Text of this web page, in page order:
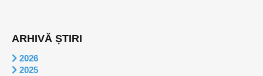
ARHIVĂ ȘTIRI
2026
2025